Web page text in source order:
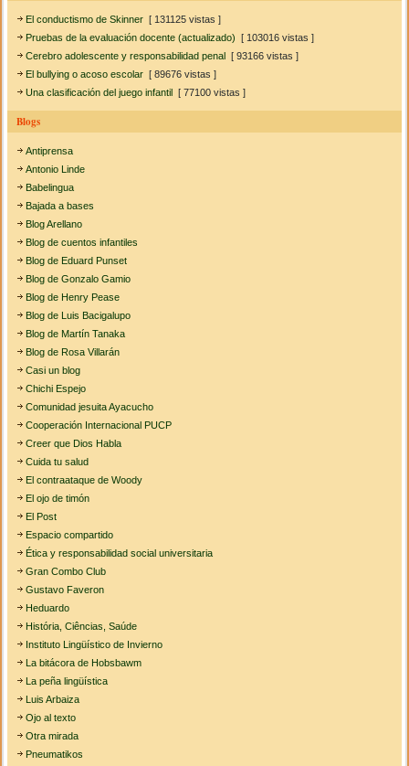
El conductismo de Skinner [ 131125 vistas ]
Pruebas de la evaluación docente (actualizado) [ 103016 vistas ]
Cerebro adolescente y responsabilidad penal [ 93166 vistas ]
El bullying o acoso escolar [ 89676 vistas ]
Una clasificación del juego infantil [ 77100 vistas ]
Blogs
Antiprensa
Antonio Linde
Babelingua
Bajada a bases
Blog Arellano
Blog de cuentos infantiles
Blog de Eduard Punset
Blog de Gonzalo Gamio
Blog de Henry Pease
Blog de Luis Bacigalupo
Blog de Martín Tanaka
Blog de Rosa Villarán
Casi un blog
Chichi Espejo
Comunidad jesuita Ayacucho
Cooperación Internacional PUCP
Creer que Dios Habla
Cuida tu salud
El contraataque de Woody
El ojo de timón
El Post
Espacio compartido
Ética y responsabilidad social universitaria
Gran Combo Club
Gustavo Faveron
Heduardo
História, Ciências, Saúde
Instituto Lingüístico de Invierno
La bitácora de Hobsbawm
La peña lingüística
Luis Arbaiza
Ojo al texto
Otra mirada
Pneumatikos